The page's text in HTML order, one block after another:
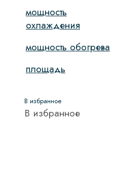
мощность
охлаждения
мощность обогрева
площадь
В избранное
В избранное